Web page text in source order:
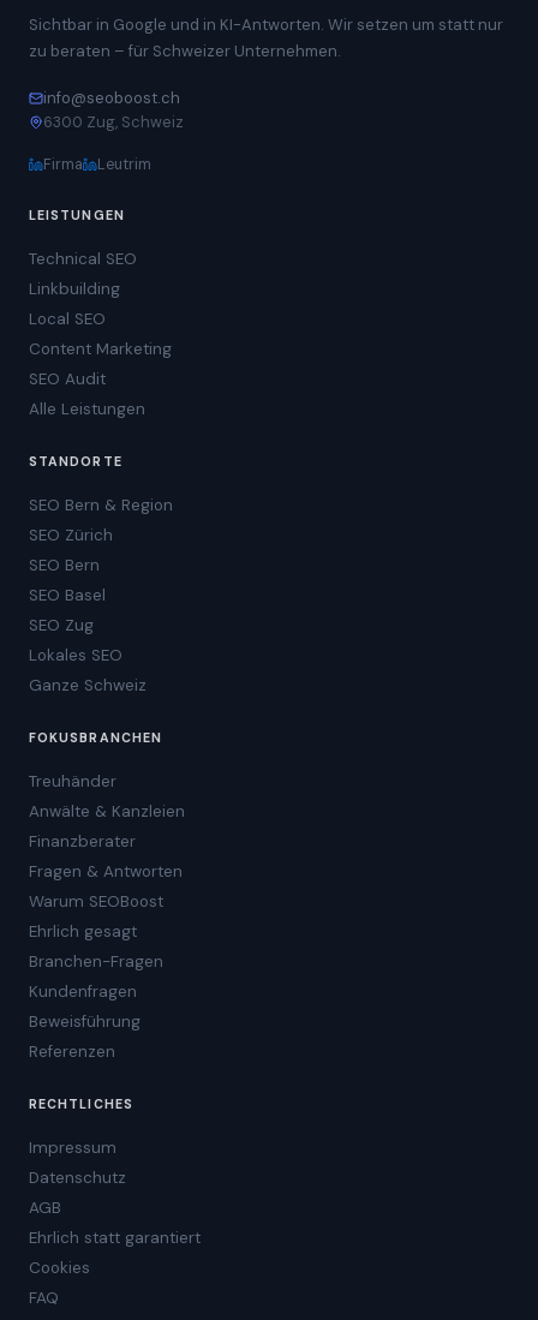
Sichtbar in Google und in KI-Antworten. Wir setzen um statt nur
zu beraten – für Schweizer Unternehmen.
info@seoboost.ch
6300 Zug, Schweiz
Firma Leutrim
LEISTUNGEN
Technical SEO
Linkbuilding
Local SEO
Content Marketing
SEO Audit
Alle Leistungen
STANDORTE
SEO Bern & Region
SEO Zürich
SEO Bern
SEO Basel
SEO Zug
Lokales SEO
Ganze Schweiz
FOKUSBRANCHEN
Treuhänder
Anwälte & Kanzleien
Finanzberater
Fragen & Antworten
Warum SEOBoost
Ehrlich gesagt
Branchen-Fragen
Kundenfragen
Beweisführung
Referenzen
RECHTLICHES
Impressum
Datenschutz
AGB
Ehrlich statt garantiert
Cookies
FAQ